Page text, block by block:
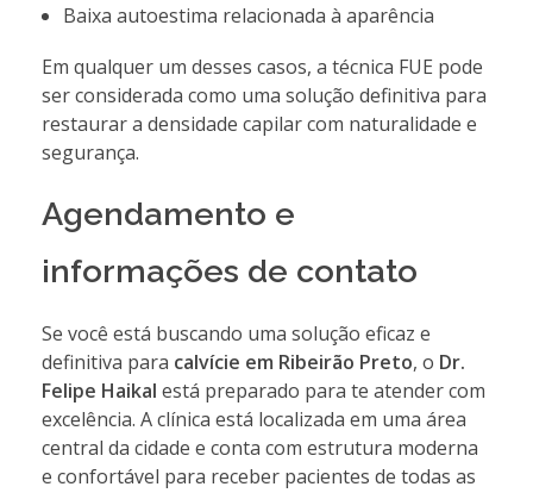
Baixa autoestima relacionada à aparência
Em qualquer um desses casos, a técnica FUE pode
ser considerada como uma solução definitiva para
restaurar a densidade capilar com naturalidade e
segurança.
Agendamento e
informações de contato
Se você está buscando uma solução eficaz e
definitiva para calvície em Ribeirão Preto, o Dr.
Felipe Haikal está preparado para te atender com
excelência. A clínica está localizada em uma área
central da cidade e conta com estrutura moderna
e confortável para receber pacientes de todas as